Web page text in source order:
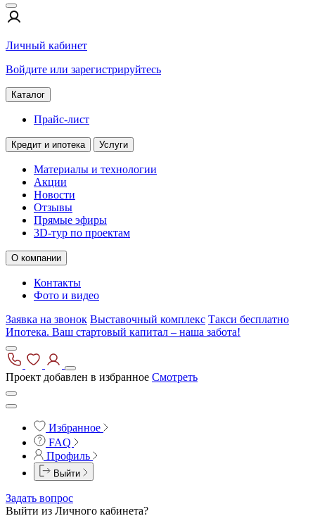
Личный кабинет
Войдите или зарегистрируйтесь
Каталог
Прайс-лист
Кредит и ипотека Услуги
Материалы и технологии
Акции
Новости
Отзывы
Прямые эфиры
3D-тур по проектам
О компании
Контакты
Фото и видео
Заявка на звонок Выставочный комплекс Такси бесплатно
Ипотека. Ваш стартовый капитал – наша забота!
Проект добавлен в избранное Смотреть
Избранное
FAQ
Профиль
Выйти
Задать вопрос
Выйти из Личного кабинета?